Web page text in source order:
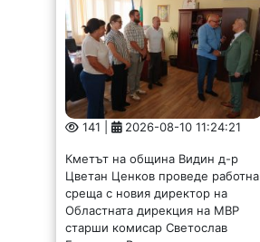
141 | 2026-08-10 11:24:21
Кметът на община Видин д-р
Цветан Ценков проведе работна
среща с новия директор на
Областната дирекция на МВР
старши комисар Светослав